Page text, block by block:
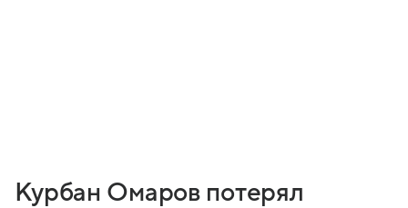
Курбан Омаров потерял